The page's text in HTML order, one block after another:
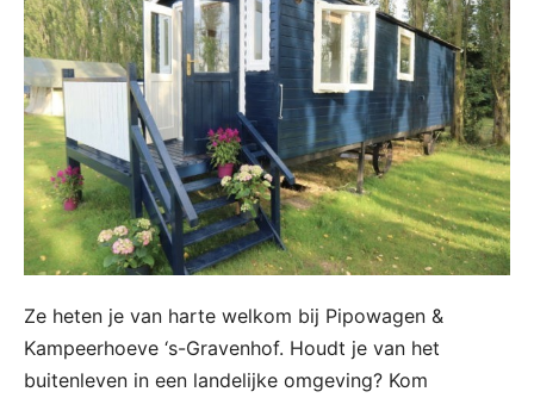
Ze heten je van harte welkom bij Pipowagen &
Kampeerhoeve ‘s-Gravenhof. Houdt je van het
buitenleven in een landelijke omgeving? Kom